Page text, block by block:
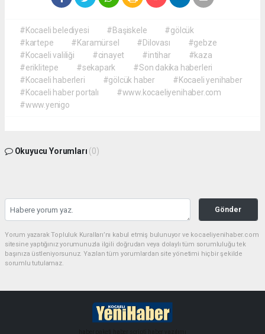
#Kocaeli belediyesi #Başiskele
#gölcük
#kartepe
#Karamürsel #Dilovası
#gebze
#Kocaeli valiliği
#cinayet #intihar
#kaza
#eriklitepe
#sekapark
#Son dakika haberleri
#Kocaeli haberleri
#gölcük haber
#Kocaeli yenihaber
#Kocaeli haber portalı
#www.kocaeliyenihaber.com
#www.yenigo
Okuyucu Yorumları (0)
Gönder
Yorum yazarak Topluluk Kuralları’nı kabul etmiş bulunuyor ve kocaeliyenihaber.com
sitesine yaptığınız yorumunuzla ilgili doğrudan veya dolaylı tüm sorumluluğu tek
başınıza üstleniyorsunuz. Yazılan tüm yorumlardan site yönetimi hiçbir şekilde
sorumlu tutulamaz.